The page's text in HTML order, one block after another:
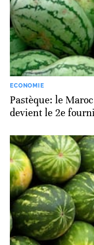
ECONOMIE
Pastèque: le
devient le 2e